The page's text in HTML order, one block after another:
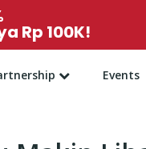
Rp 100K!
Events